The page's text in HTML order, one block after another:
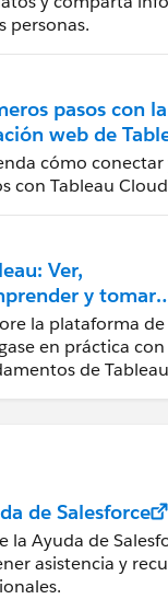
personas.
pasos con la
web de
cómo
con Tableau
Ver,
y tomar
a partir de
la plataforma de
en práctica con
de
de Salesforce
la Ayuda de
asistencia y